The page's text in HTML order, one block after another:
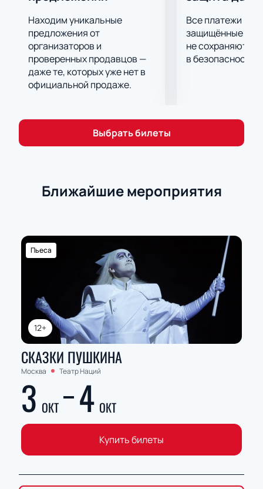
Находим уникальные
предложения от
организаторов и
проверенных продавцов —
даже те, которых уже нет в
официальной продаже.
Все платежи
защищённые
не сохраняются
в безопасности.
Выбрать билеты
Ближайшие мероприятия
12+
Пьеса
СКАЗКИ ПУШКИНА
Москва Театр Наций
3 ОКТ 4 ОКТ
Купить билеты